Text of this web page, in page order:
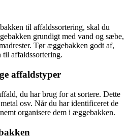
til affaldssortering, skal du
grundigt med vand og sæbe,
Tør æggebakken godt af,
til affaldssortering.
affaldstyper
du har brug for at sortere. Dette
osv. Når du har identificeret de
organisere dem i æggebakken.